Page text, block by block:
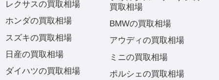
レクサスの買取相場
ホンダの買取相場
スズキの買取相場
日産の買取相場
ダイハツの買取相場
買取相場
BMWの買取相場
アウディの買取相場
ミニの買取相場
ポルシェの買取相場